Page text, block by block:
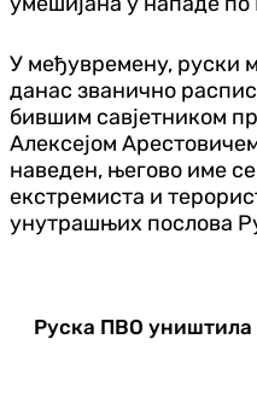
У међувремену, руски
данас званично
бившим савјетником
Алексејом
наведен, његово име
екстремиста и
унутрашњих послова
Руска ПВО уништила